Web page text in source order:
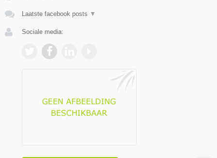
Laatste facebook posts ▼
Sociale media: